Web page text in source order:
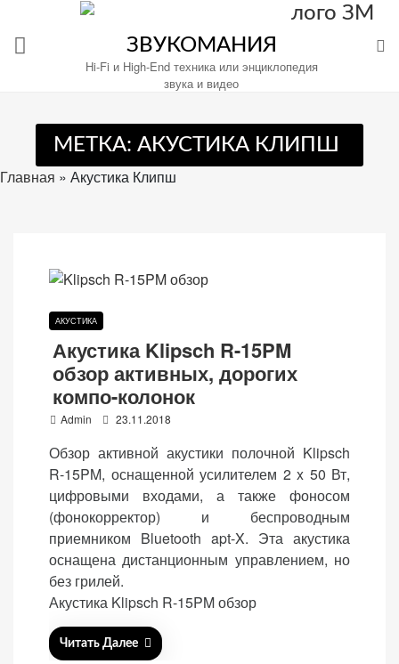
содержимому
ЗВУКОМАНИЯ
Hi-Fi и High-End техника или энциклопедия
звука и видео
МЕТКА: АКУСТИКА КЛИПШ
Главная » Акустика Клипш
АКУСТИКА
Акустика Klipsch R-15PM
обзор активных, дорогих
компо-колонок
Admin
s
e
d
o
n
23.11.2018
Обзор активной акустики полочной Klipsch
R-15PM, оснащенной усилителем 2 x 50 Вт,
цифровыми входами, а также фоносом
(фонокорректор) и беспроводным
приемником Bluetooth apt-X. Эта акустика
оснащена дистанционным управлением, но
без грилей.
Акустика Klipsch R-15PM обзор
Читать Далее
«Принять
все»
«Настройки
cookie»
Настройте
файлы
Обязательные
(технические)
Необходимы для